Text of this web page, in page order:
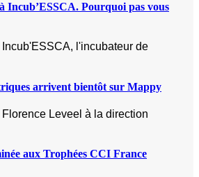
Incub’ESSCA. Pourquoi pas vous
l'incubateur de
arrivent bientôt sur Mappy
Leveel à la direction
aux Trophées CCI France